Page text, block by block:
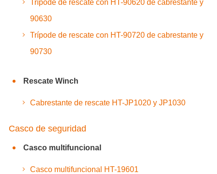
Trípode de rescate con HT-90620 de cabrestante y
90630
Trípode de rescate con HT-90720 de cabrestante y
90730
Rescate Winch
Cabrestante de rescate HT-JP1020 y JP1030
Casco de seguridad
Casco multifuncional
Casco multifuncional HT-19601